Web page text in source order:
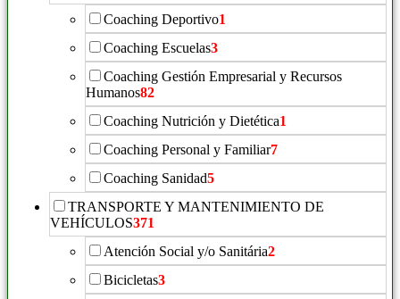
Coaching Deportivo1
Coaching Escuelas3
Coaching Gestión Empresarial y Recursos
Humanos82
Coaching Nutrición y Dietética1
Coaching Personal y Familiar7
Coaching Sanidad5
TRANSPORTE Y MANTENIMIENTO DE
VEHÍCULOS371
Atención Social y/o Sanitária2
Bicicletas3